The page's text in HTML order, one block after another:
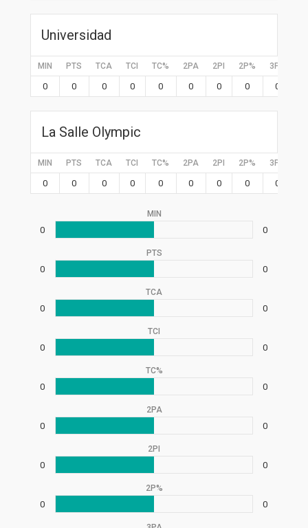
Universidad
MIN PTS TCA TCI TC% 2PA 2PI 2P% 3PA
0 0 0 0 0 0 0 0 0
La Salle Olympic
MIN PTS TCA TCI TC% 2PA 2PI 2P% 3PA
0 0 0 0 0 0 0 0 0
MIN
0 0
PTS
0 0
TCA
0 0
TCI
0 0
TC%
0 0
2PA
0 0
2PI
0 0
2P%
0 0